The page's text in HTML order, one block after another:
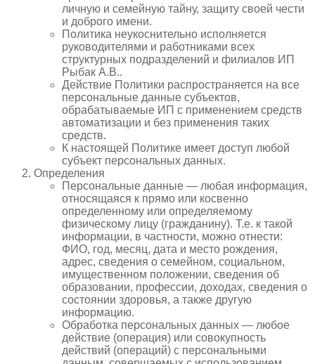
личную и семейную тайну, защиту своей чести
и доброго имени.
Политика неукоснительно исполняется
руководителями и работниками всех
структурных подразделений и филиалов ИП
Рыбак А.В..
Действие Политики распространяется на все
персональные данные субъектов,
обрабатываемые ИП с применением средств
автоматизации и без применения таких
средств.
К настоящей Политике имеет доступ любой
субъект персональных данных.
Определения
Персональные данные — любая информация,
относящаяся к прямо или косвенно
определенному или определяемому
физическому лицу (гражданину). Т.е. к такой
информации, в частности, можно отнести:
ФИО, год, месяц, дата и место рождения,
адрес, сведения о семейном, социальном,
имущественном положении, сведения об
образовании, профессии, доходах, сведения о
состоянии здоровья, а также другую
информацию.
Обработка персональных данных — любое
действие (операция) или совокупность
действий (операций) с персональными